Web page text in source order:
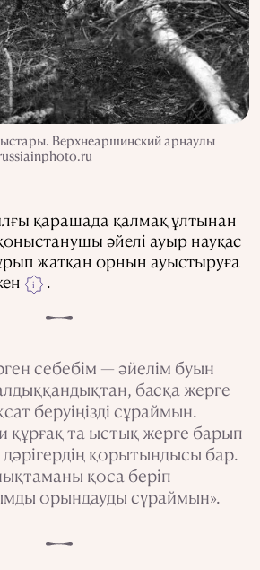
Верхнеаршинский арнаулы
қарашада қалмақ ұлтынан
әйелі ауыр науқас
жатқан орнын ауыстыруға
i .
себебім — әйелім буын
басқа жерге
беруіңізді сұраймын.
құрғақ та ыстық жерге барып
дәрігердің қорытындысы бар.
қоса беріп
орындауды сұраймын».